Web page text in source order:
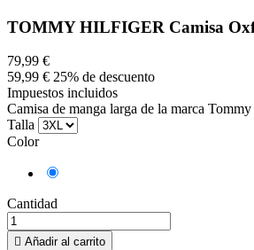
TOMMY HILFIGER Camisa
79,99 €
59,99 € 25% de descuento
Impuestos incluidos
Camisa de manga larga de la marca
Talla
Color
Cantidad
 Añadir al carrito